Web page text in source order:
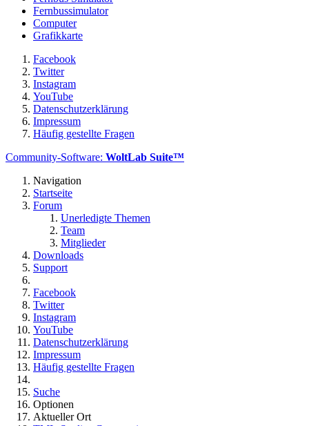
Fernbussimulator
Computer
Grafikkarte
Facebook
Twitter
Instagram
YouTube
Datenschutzerklärung
Impressum
Häufig gestellte Fragen
Community-Software: WoltLab Suite™
Navigation
Startseite
Forum
Unerledigte Themen
Team
Mitglieder
Downloads
Support
Facebook
Twitter
Instagram
YouTube
Datenschutzerklärung
Impressum
Häufig gestellte Fragen
Suche
Optionen
Aktueller Ort